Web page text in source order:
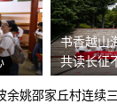
售有限公司收取
行违规停贷
书香越山
共读长征
余姚邵家丘村连续